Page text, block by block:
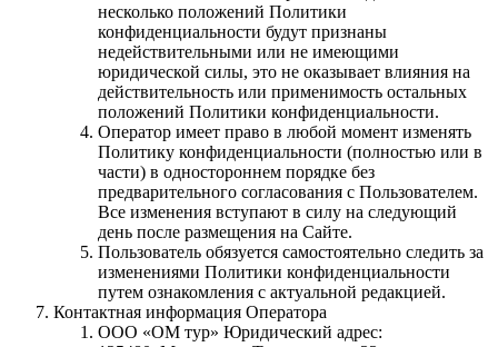
несколько положений Политики
конфиденциальности будут признаны
недействительными или не имеющими
юридической силы, это не оказывает влияния на
действительность или применимость остальных
положений Политики конфиденциальности.
Оператор имеет право в любой момент изменять
Политику конфиденциальности (полностью или в
части) в одностороннем порядке без
предварительного согласования с Пользователем.
Все изменения вступают в силу на следующий
день после размещения на Сайте.
Пользователь обязуется самостоятельно следить за
изменениями Политики конфиденциальности
путем ознакомления с актуальной редакцией.
Контактная информация Оператора
ООО «ОМ тур» Юридический адрес: